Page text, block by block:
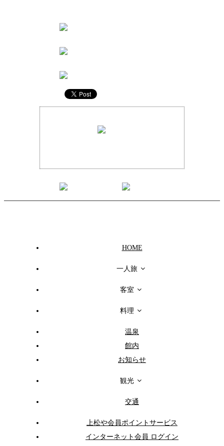
HOME
一人旅
客室
料理
温泉
館内
お知らせ
観光
交通
上松や会員ポイントサービス
インターネット会員 ログイン